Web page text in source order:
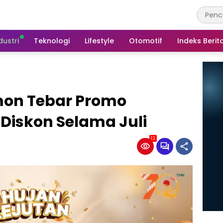
Teknologi Lifestyle Otomotif Indeks
Tebar Promo
Selama Juli
13